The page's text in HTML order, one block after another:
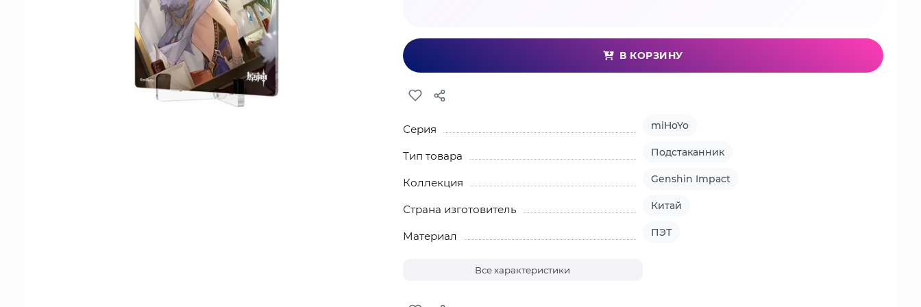
В КОРЗИНУ
Серия miHoYo
Тип товара Подстаканник
Коллекция Genshin Impact
Страна изготовитель Китай
Материал ПЭТ
Все характеристики